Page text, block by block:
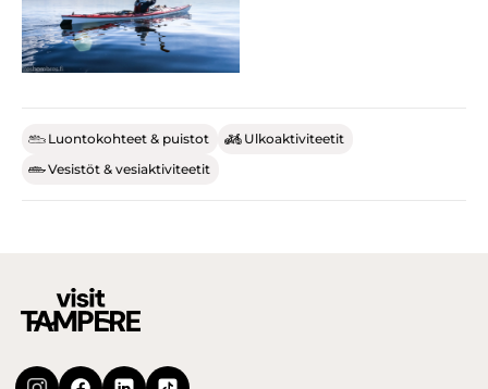
Luontokohteet & puistot
Ulkoaktiviteetit
Vesistöt & vesiaktiviteetit